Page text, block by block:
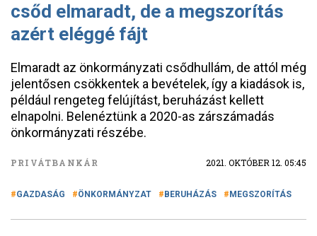
csőd elmaradt, de a megszorítás
azért eléggé fájt
Elmaradt az önkormányzati csődhullám, de attól még
jelentősen csökkentek a bevételek, így a kiadások is,
például rengeteg felújítást, beruházást kellett
elnapolni. Belenéztünk a 2020-as zárszámadás
önkormányzati részébe.
PRIVÁTBANKÁR 2021. OKTÓBER 12. 05:45
GAZDASÁG ÖNKORMÁNYZAT BERUHÁZÁS MEGSZORÍTÁS